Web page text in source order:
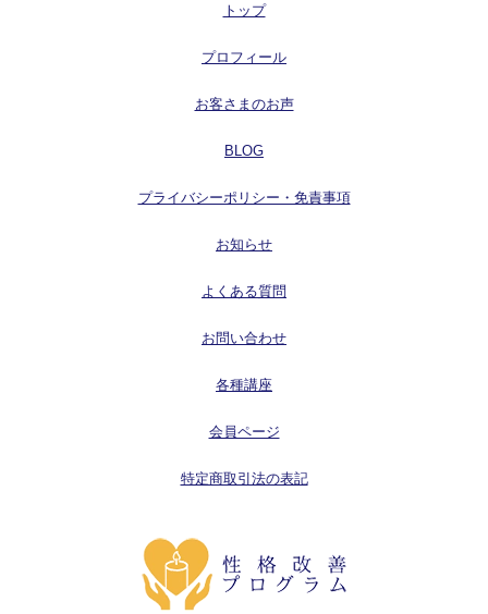
トップ
プロフィール
お客さまのお声
BLOG
プライバシーポリシー・免責事項
お知らせ
よくある質問
お問い合わせ
各種講座
会員ページ
特定商取引法の表記